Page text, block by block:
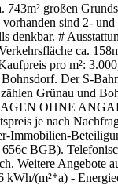
großen
sind 2-
denkbar. #
ca.
pro m²:
Der S-
Grünau und
OHNE
je nach
BGB).
Weitere Angebote
kWh/(m²*a) -